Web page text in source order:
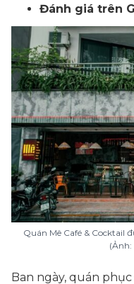
Đánh giá trên
Quán Mê Café & Cocktail
Ban ngày, quán